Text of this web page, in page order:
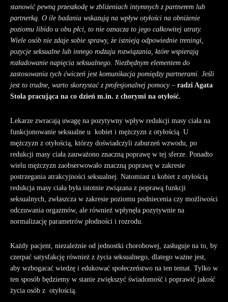
stanowić pewną przeszkodę w zbliżeniach intymnych z partnerem lub
partnerką. O ile badania wskazują na wpływ otyłości na obniżenie
poziomu libido u obu płci, to nie oznacza to jego całkowitej utraty.
Wiele osób nie zdaje sobie sprawy, że istnieją odpowiednie treningi,
pozycje seksualne lub innego rodzaju rozwiązania, które wspierają
rozładowanie napięcia seksualnego. Niezbędnym elementem do
zastosowania tych ćwiczeń jest komunikacja pomiędzy partnerami. Jeśli
jest to trudne, warto skorzystać z profesjonalnej pomocy– radzi Agata
Stola pracująca na co dzień m.in. z chorymi na otyłość.
Lekarze zwracają uwagę na pozytywny wpływ redukcji masy ciała na
funkcjonowanie seksualne u kobiet i mężczyzn z otyłością. U
mężczyzn z otyłością, którzy doświadczyli zaburzeń wzwodu, po
redukcji masy ciała zauważono znaczną poprawę w tej sferze. Ponadto
wielu mężczyzn zaobserwowało znaczną poprawę w zakresie
postrzegania atrakcyjności seksualnej. Natomiast u kobiet z otyłością
redukcja masy ciała była istotnie związana z poprawą funkcji
seksualnych, zwłaszcza w zakresie poziomu podniecenia czy możliwości
odczuwania orgazmów, ale również wpłynęła pozytywnie na
normalizację parametrów płodności i rozrodu.
Każdy pacjent, niezależnie od jednostki chorobowej, zasługuje na to, by
czerpać satysfakcję również z życia seksualnego, dlatego ważne jest,
aby wzbogacać wiedzę i edukować społeczeństwo na ten temat. Tylko w
ten sposób będziemy w stanie zwiększyć świadomość i poprawić jakość
życia osób z otyłością.